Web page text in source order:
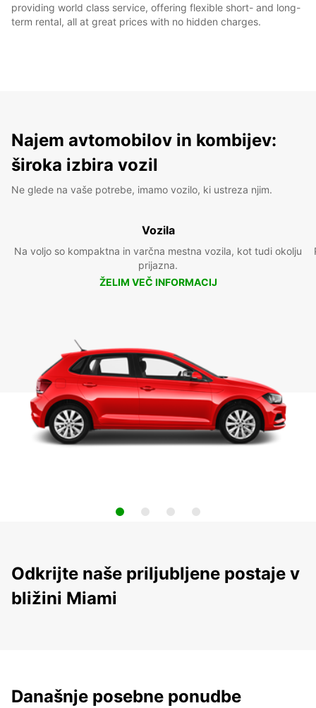
providing world class service, offering flexible short- and long-
term rental, all at great prices with no hidden charges.
Najem avtomobilov in kombijev:
široka izbira vozil
Ne glede na vaše potrebe, imamo vozilo, ki ustreza njim.
Vozila
Na voljo so kompaktna in varčna mestna vozila, kot tudi okolju
prijazna.
ŽELIM VEČ INFORMACIJ
Odkrijte naše priljubljene postaje v
bližini Miami
Današnje posebne ponudbe